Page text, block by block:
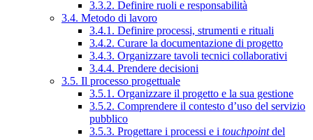
3.3.2. Definire ruoli e responsabilità
3.4. Metodo di lavoro
3.4.1. Definire processi, strumenti e rituali
3.4.2. Curare la documentazione di progetto
3.4.3. Organizzare tavoli tecnici collaborativi
3.4.4. Prendere decisioni
3.5. Il processo progettuale
3.5.1. Organizzare il progetto e la sua gestione
3.5.2. Comprendere il contesto d’uso del servizio
pubblico
3.5.3. Progettare i processi e i touchpointdel